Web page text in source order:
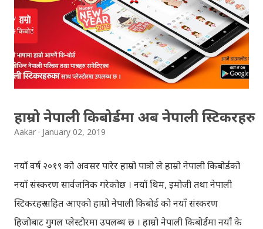
Download SLC Result 2066/2067 (2009-2010) :
REGULAR: EXEMPTED: Distinction --------------- First
division First division Second Division Second
Division Third Division Third Division Withheld
Withheld ...
हाम्रो नेपाली किबोर्डमा अब नेपाली स्टिकरहरु
Aakar January 02, 2019
नयाँ वर्ष २०१९ को अवसर पारेर हाम्रो पात्रो ले हाम्रो नेपाली किबोर्डको
नयाँ संस्करण सार्वजनिक गरेकोछ । नयाँ थिम, इमोजी तथा नेपाली
स्टिकरहरु सहित आएको हाम्रो नेपाली किबोर्ड को नयाँ संस्करण
हिजोबाट गुगल प्लेस्टोरमा उपलब्ध छ । हाम्रो नेपाली किबोर्डमा नयाँ के